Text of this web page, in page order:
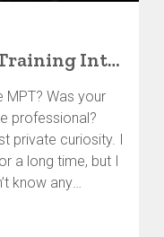
Massage Practitioner Training Interviews: Timo
Was your
professional?
private curiosity. I
a long time, but I
know any